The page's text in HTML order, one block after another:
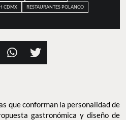
CDMX
RESTAURANTES POLANCO
que conforman la personalidad de
gastronómica y diseño de